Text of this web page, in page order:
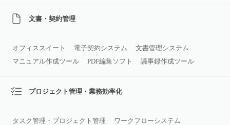
文書・契約管理
オフィススイート 電子契約システム
文書管理システム
マニュアル作成ツール
PDF編集ソフト 議事録作成ツール
プロジェクト管理・業務効率化
タスク管理・プロジェクト管理
ワークフローシステム